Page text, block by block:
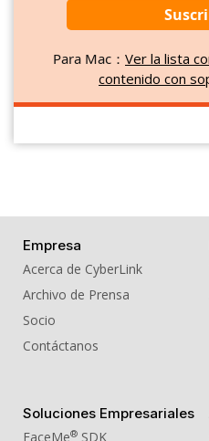
Para Mac： Ver la lista
contenido con
Empresa
Acerca de CyberLink
Archivo de Prensa
Socio
Contáctanos
Soluciones Empresariales
FaceMe® SDK